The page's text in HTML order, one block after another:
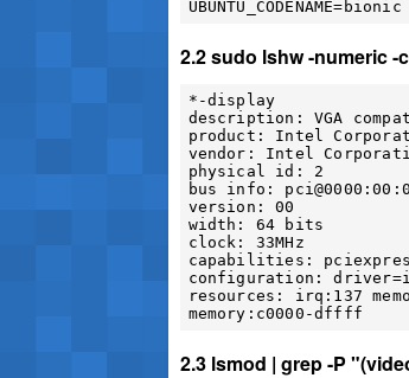
2.2 sudo lshw -numeric -
*-display
description: VGA
product: Intel
vendor: Intel
physical id: 2
bus info:
version: 00
width: 64 bits
clock: 33MHz
capabilities:
configuration:
resources: irq:137
2.3 lsmod | grep -P